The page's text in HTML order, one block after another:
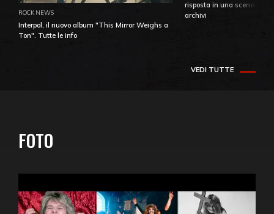
ROCK NEWS
Interpol, il nuovo album "This Mirror Weighs a
Ton". Tutte le info
risposta in una
archivi
VEDI TUTTE
FOTO